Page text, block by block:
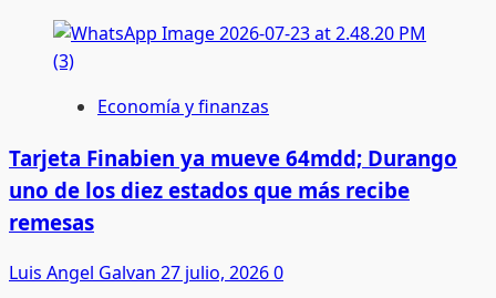
Economía y finanzas
Tarjeta Finabien ya mueve 64mdd; Durango
uno de los diez estados que más recibe
remesas
Luis Angel Galvan 27 julio, 20260